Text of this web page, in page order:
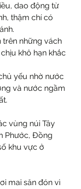
dao động từ
thậm chí có
trên những vách
khô hạn khắc
yếu nhờ nước
và nước ngầm
vùng núi Tây
Phước, Đồng
khu vực ở
mai săn đón vì